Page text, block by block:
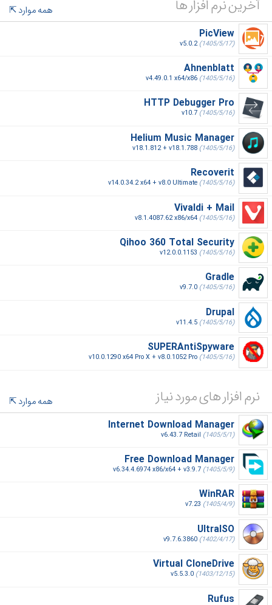
آخرین نرم افزار ها
همه موارد
PicView
v5.0.2(1405/5/17)
Ahnenblatt
v4.49.0.1 x64/x86 (1405/5/16)
HTTP Debugger Pro
v10.7 (1405/5/16)
Helium Music Manager
v18.1.812 + v18.1.788 (1405/5/16)
Recoverit
v14.0.34.2 x64 + v8.0 Ultimate (1405/5/16)
Vivaldi + Mail
v8.1.4087.62 x86/x64 (1405/5/16)
Qihoo 360 Total Security
v12.0.0.1153 (1405/5/16)
Gradle
v9.7.0 (1405/5/16)
Drupal
v11.4.5 (1405/5/16)
SUPERAntiSpyware
v10.0.1290 x64 Pro X + v8.0.1052 Pro (1405/5/16)
نرم افزار های مورد نیاز
همه موارد
Internet Download Manager
v6.43.7 Retail (1405/5/1)
Free Download Manager
v6.34.4.6974 x86/x64 + v3.9.7 (1405/5/9)
WinRAR
v7.23 (1405/4/9)
UltraISO
v9.7.6.3860 (1402/4/17)
Virtual CloneDrive
v5.5.3.0 (1403/12/15)
Rufus